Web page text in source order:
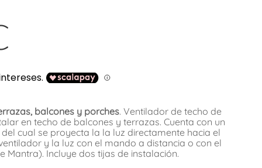
balcones y porches. Ventilador de techo de
en techo de balcones y terrazas. Cuenta con un
cual se proyecta la la luz directamente hacia el
y la luz con el mando a distancia o con el
Mantra). Incluye dos tijas de instalación.